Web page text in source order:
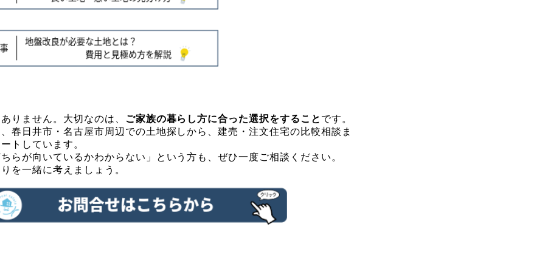
りません。大切なのは、 ご家族の暮らし方に合った選択をすること です。
春日井市・名古屋市周辺での土地探しから、建売・注文住宅の比較相談ま
トしています。
らが向いているかわからない」という方も、ぜひ一度ご相談ください。
を一緒に考えましょう。